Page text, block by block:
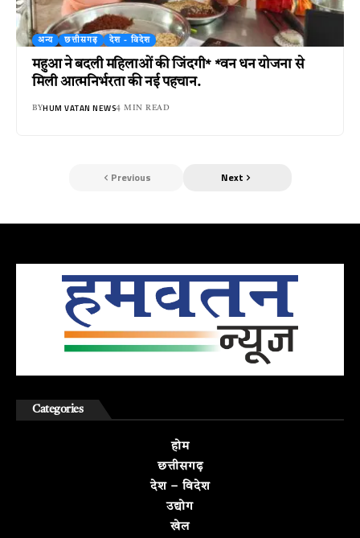
अन्य छत्तीसगढ़ देश - विदेश
महुआ ने बदली महिलाओं की जिंदगी* *वन धन योजना से
मिली आत्मनिर्भरता की नई पहचान.
BYHUM VATAN NEWS4 MIN READ
Previous Next
Categories
होम
छत्तीसगढ़
देश – विदेश
उद्योग
खेल